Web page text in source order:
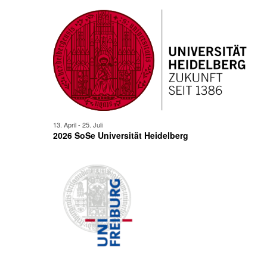
2026 SoSe Universität Heidelberg
13. April- 25. Juli